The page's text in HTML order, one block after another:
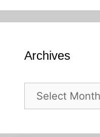
Archives
Archives